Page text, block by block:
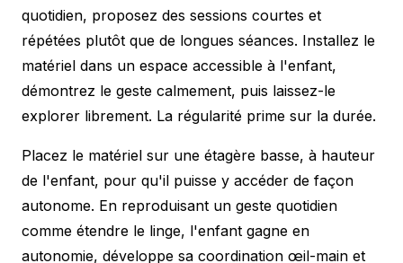
quotidien, proposez des sessions courtes et
répétées plutôt que de longues séances. Installez le
matériel dans un espace accessible à l'enfant,
démontrez le geste calmement, puis laissez-le
explorer librement. La régularité prime sur la durée.
Placez le matériel sur une étagère basse, à hauteur
de l'enfant, pour qu'il puisse y accéder de façon
autonome. En reproduisant un geste quotidien
comme étendre le linge, l'enfant gagne en
autonomie, développe sa coordination œil-main et